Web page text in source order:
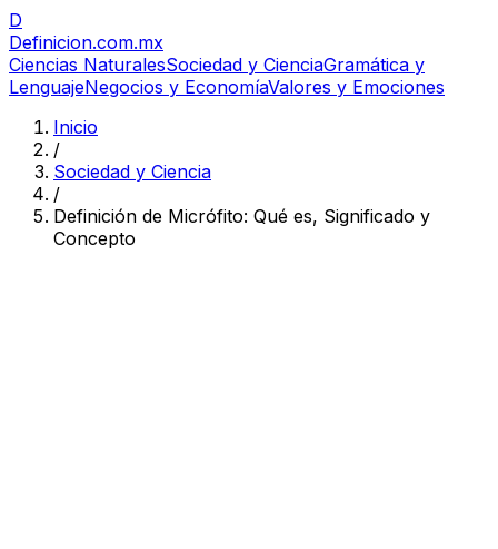
D
Definicion.com.mx
Ciencias NaturalesSociedad y CienciaGramática y
LenguajeNegocios y EconomíaValores y Emociones
Inicio
/
Sociedad y Ciencia
/
Definición de Micrófito: Qué es, Significado y
Concepto